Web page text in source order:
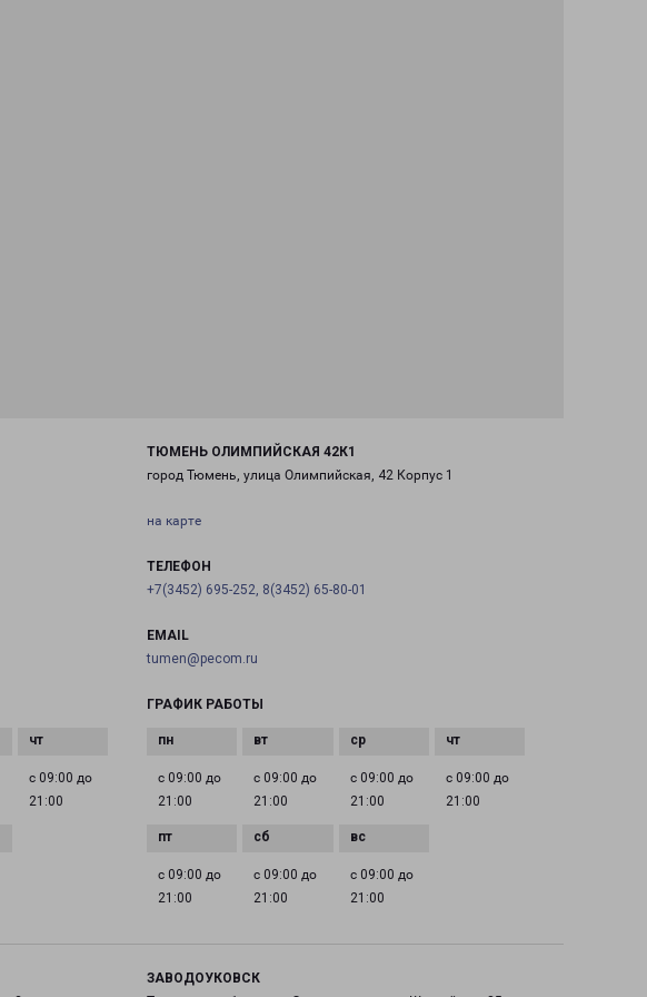
с 09:00 до
21:00
ТЮМЕНЬ ОЛИМПИЙСКАЯ 42К1
город Тюмень, улица Олимпийская, 42 Корпус 1
на карте
ТЕЛЕФОН
+7(3452) 695-252, 8(3452) 65-80-01
EMAIL
tumen@pecom.ru
ГРАФИК РАБОТЫ
с 09:00 до
21:00
с 09:00 до
21:00
с 09:00 до
21:00
с 09:00 до
21:00
с 09:00 до
21:00
с 09:00 до
21:00
с 09:00 до
21:00
ЗАВОДОУКОВСК